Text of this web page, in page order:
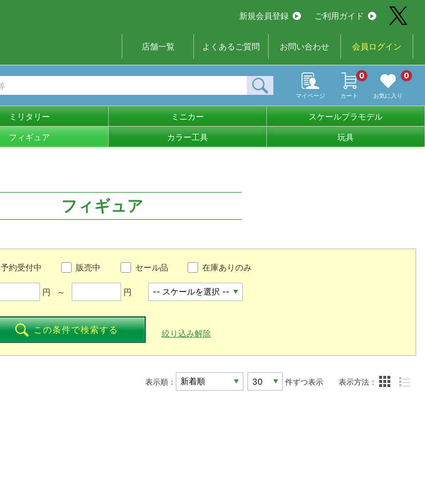
新規会員登録 ご利用ガイド
店舗一覧 よくあるご質問 お問い合わせ 会員ログイン
マイページ カート
0
お気に入り
0
ミリタリー ミニカー スケールプラモデル
フィギュア カラー工具 玩具
フィギュア
予約受付中 販売中 セール品 在庫ありのみ
円 ～ 円
この条件で検索する 絞り込み解除
表示順： 件ずつ表示 表示方法：